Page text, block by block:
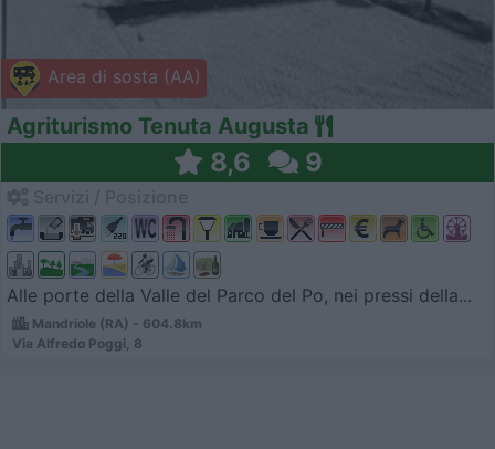
Area di sosta (AA)
Agriturismo Tenuta Augusta
8,6 9
Alle porte della Valle del Parco del Po, nei pressi della...
Mandriole (RA) - 604.8km
Via Alfredo Poggi, 8